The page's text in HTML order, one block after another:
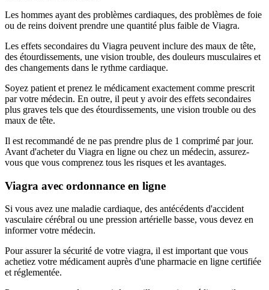
Les hommes ayant des problèmes cardiaques, des problèmes de foie
ou de reins doivent prendre une quantité plus faible de Viagra.
Les effets secondaires du Viagra peuvent inclure des maux de tête,
des étourdissements, une vision trouble, des douleurs musculaires et
des changements dans le rythme cardiaque.
Soyez patient et prenez le médicament exactement comme prescrit
par votre médecin. En outre, il peut y avoir des effets secondaires
plus graves tels que des étourdissements, une vision trouble ou des
maux de tête.
Il est recommandé de ne pas prendre plus de 1 comprimé par jour.
Avant d'acheter du Viagra en ligne ou chez un médecin, assurez-
vous que vous comprenez tous les risques et les avantages.
Viagra avec ordonnance en ligne
Si vous avez une maladie cardiaque, des antécédents d'accident
vasculaire cérébral ou une pression artérielle basse, vous devez en
informer votre médecin.
Pour assurer la sécurité de votre viagra, il est important que vous
achetiez votre médicament auprès d'une pharmacie en ligne certifiée
et réglementée.